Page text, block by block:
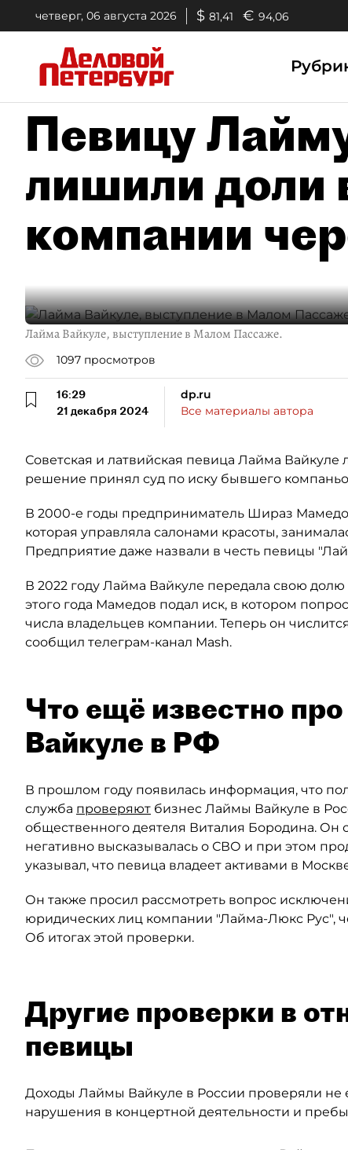
четверг, 06 августа 2026 $ 81,41 € 94,06
Певицу
лишили доли
компании
Лайма Вайкуле, выступление в Малом Пассаже.
1097 просмотров
16:29
21 декабря 2024
dp.ru
Все материалы автора
Советская и латвийская певица Лайма
решение принял суд по иску бывшего
В 2000-е годы предприниматель Шираз
которая управляла салонами красоты,
Предприятие даже назвали в честь певицы
В 2022 году Лайма Вайкуле передала свою
этого года Мамедов подал иск, в котором
числа владельцев компании. Теперь он
сообщил телеграм-канал Mash.
Что ещё известно
Вайкуле в РФ
В прошлом году появилась информация, что
служба проверяют бизнес Лаймы Вайкуле в
общественного деятеля Виталия Бородина. Он
негативно высказывалась о СВО и при этом
указывал, что певица владеет активами в
Он также просил рассмотреть вопрос
юридических лиц компании "Лайма-Люкс Рус",
Об итогах этой проверки.
Другие проверки в
певицы
Доходы Лаймы Вайкуле в России проверяли не
нарушения в концертной деятельности и